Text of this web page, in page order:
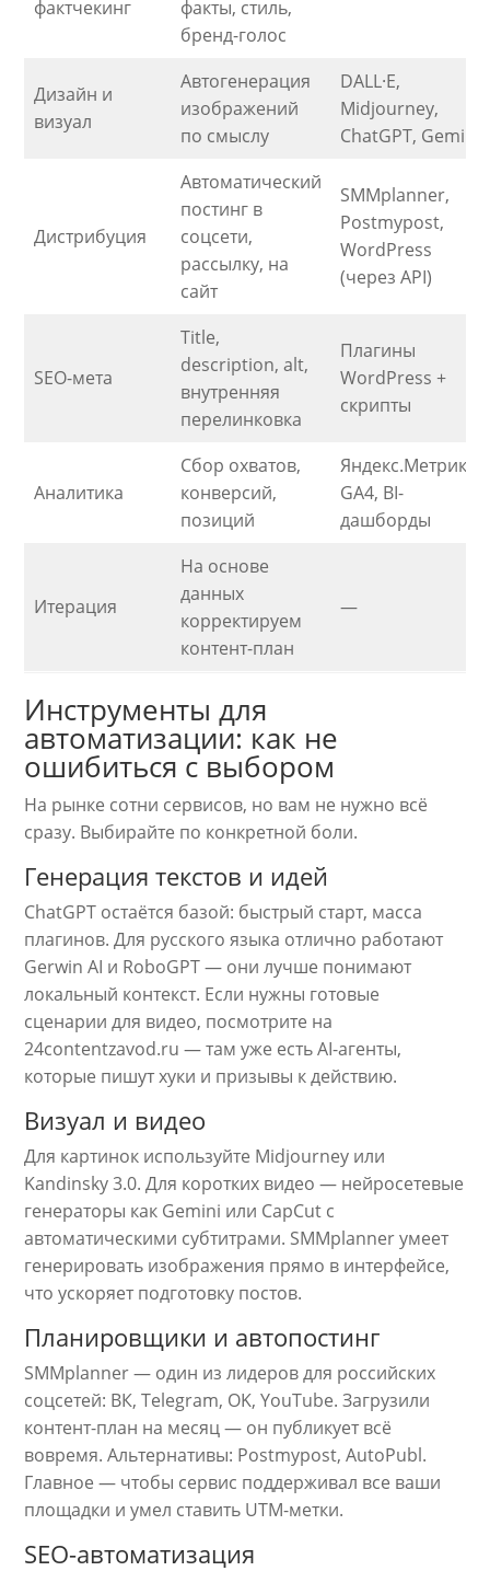
фактчекинг
факты, стиль,
бренд-голос
Дизайн и
визуал
Автогенерация
изображений
по смыслу
DALL·E,
Midjourney,
ChatGPT, Gemini
Дистрибуция
Автоматический
постинг в
соцсети,
рассылку, на
сайт
SMMplanner,
Postmypost,
WordPress
(через API)
SEO-мета
Title,
description, alt,
внутренняя
перелинковка
Плагины
WordPress +
скрипты
Аналитика
Сбор охватов,
конверсий,
позиций
Яндекс.Метрика,
GA4, BI-
дашборды
Итерация
На основе
данных
корректируем
контент-план
—
Инструменты для
автоматизации: как не
ошибиться с выбором
На рынке сотни сервисов, но вам не нужно всё
сразу. Выбирайте по конкретной боли.
Генерация текстов и идей
ChatGPT остаётся базой: быстрый старт, масса
плагинов. Для русского языка отлично работают
Gerwin AI и RoboGPT — они лучше понимают
локальный контекст. Если нужны готовые
сценарии для видео, посмотрите на
24contentzavod.ru — там уже есть AI-агенты,
которые пишут хуки и призывы к действию.
Визуал и видео
Для картинок используйте Midjourney или
Kandinsky 3.0. Для коротких видео — нейросетевые
генераторы как Gemini или CapCut с
автоматическими субтитрами. SMMplanner умеет
генерировать изображения прямо в интерфейсе,
что ускоряет подготовку постов.
Планировщики и автопостинг
SMMplanner — один из лидеров для российских
соцсетей: ВК, Telegram, OK, YouTube. Загрузили
контент-план на месяц — он публикует всё
вовремя. Альтернативы: Postmypost, AutoPubl.
Главное — чтобы сервис поддерживал все ваши
площадки и умел ставить UTM-метки.
SEO-автоматизация